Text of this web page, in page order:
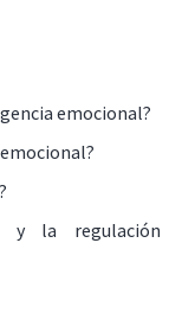
emocional?
y la regulación